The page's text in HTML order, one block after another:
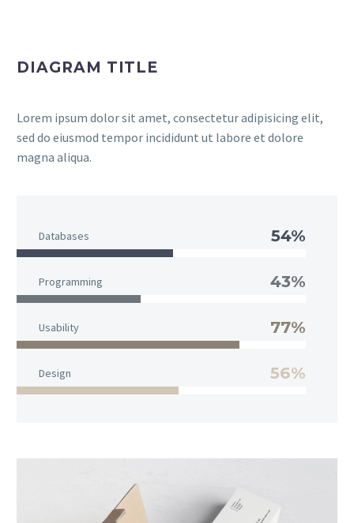
DIAGRAM TITLE
Lorem ipsum dolor sit amet, consectetur adipisicing elit,
sed do eiusmod tempor incididunt ut labore et dolore
magna aliqua.
Databases 54%
Programming 43%
Usability 77%
Design 56%